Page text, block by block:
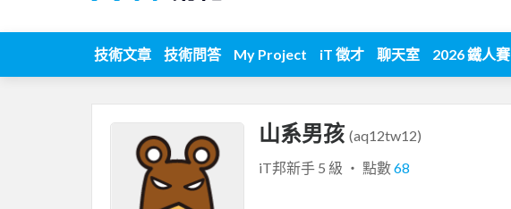
技術文章 技術問答 My Project iT 徵才 聊天室 2026 鐵人賽
山系男孩 (aq12tw12)
iT邦新手 5 級 ‧ 點數68